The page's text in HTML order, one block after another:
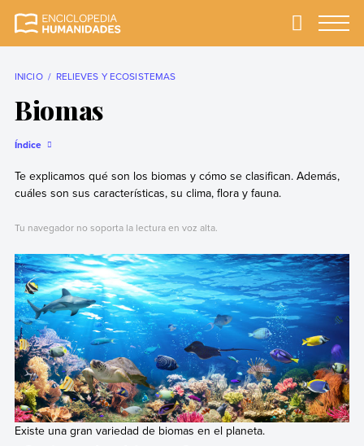
completa y más
Primary
INICIO RELIEVES Y ECOSISTEMAS
Biomas
Índice
Te explicamos qué son los biomas y cómo se clasifican. Además,
cuáles son sus características, su clima, flora y fauna.
Tu navegador no soporta la lectura en voz alta.
Existe una gran variedad de biomas en el planeta.